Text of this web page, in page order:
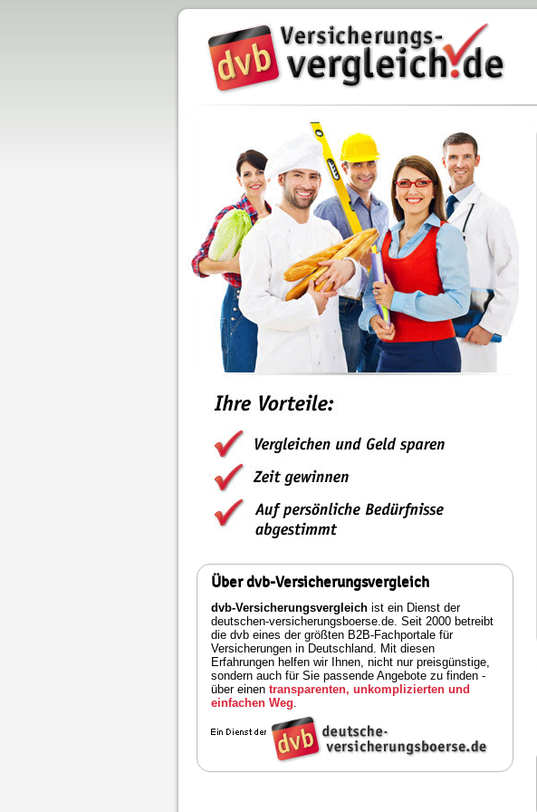
Über dvb-Versicherungsvergleich
dvb-Versicherungsvergleich ist ein Dienst der
deutschen-versicherungsboerse.de. Seit 2000 betreibt
die dvb eines der größten B2B-Fachportale für
Versicherungen in Deutschland. Mit diesen
Erfahrungen helfen wir Ihnen, nicht nur preisgünstige,
sondern auch für Sie passende Angebote zu finden -
über einen transparenten, unkomplizierten und
einfachen Weg.